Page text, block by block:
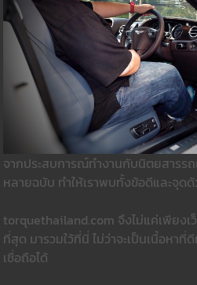
จากประสบการณ์ทำงานกับนิตยสารร
หลายฉบับ ทำให้เราพบทั้งข้อดีและจุด
torquethailand.com จึงไม่แค่เพียงเ
ที่สุด มารวมใว้ที่นี่ ไม่ว่าจะเป็นเนื้อห
เชื่อถือได้